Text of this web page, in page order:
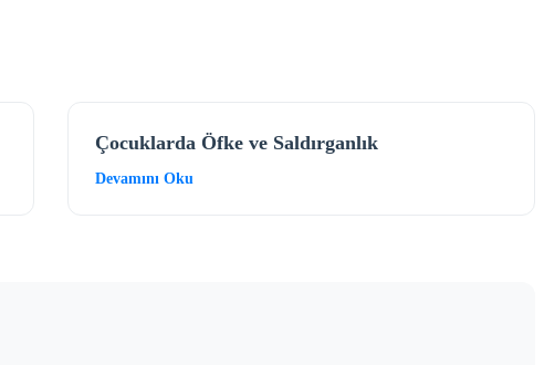
Çocuklarda Öfke ve Saldırganlık
Devamını Oku